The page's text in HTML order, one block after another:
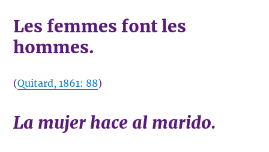
Les femmes font les
hommes.
(Quitard, 1861: 88)
La mujer hace al marido.